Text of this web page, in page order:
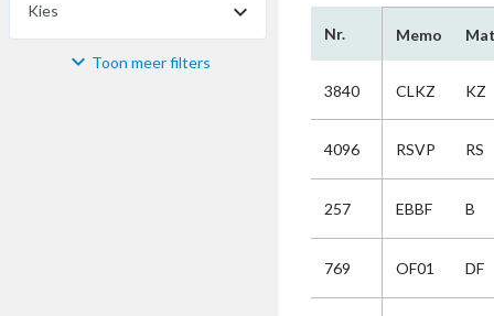
Kies
Materiaal Toon meer filters
Nr. Memo
3840 CLKZ KZ
4096 RSVP RS
257 EBBF B
769 OF01 DF